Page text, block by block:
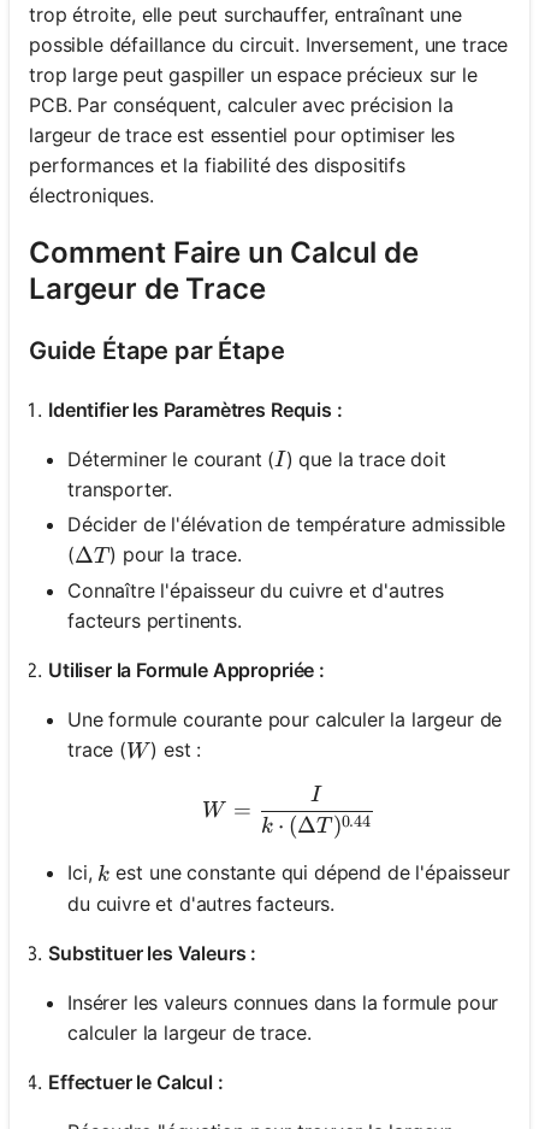
trop étroite, elle peut surchauffer, entraînant une
possible défaillance du circuit. Inversement, une trace
trop large peut gaspiller un espace précieux sur le
PCB. Par conséquent, calculer avec précision la
largeur de trace est essentiel pour optimiser les
performances et la fiabilité des dispositifs
électroniques.
Comment Faire un Calcul de
Largeur de Trace
Guide Étape par Étape
Identifier les Paramètres Requis :
Déterminer le courant (I
I) que la trace doit
transporter.
Décider de l'élévation de température admissible
(\Delta T
ΔT ) pour la trace.
Connaître l'épaisseur du cuivre et d'autres
facteurs pertinents.
Utiliser la Formule Appropriée :
Une formule courante pour calculer la largeur de
trace (W
W) est :
W = \frac{I}{k \cdot
W =
k ⋅ (ΔT )0.44
I
Ici, k
k est une constante qui dépend de l'épaisseur
du cuivre et d'autres facteurs.
Substituer les Valeurs :
Insérer les valeurs connues dans la formule pour
calculer la largeur de trace.
Effectuer le Calcul :